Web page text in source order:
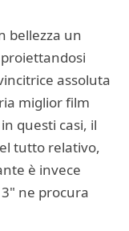
bellezza un
assoluta
miglior film
questi casi, il
tutto relativo,
è invece
ne procura